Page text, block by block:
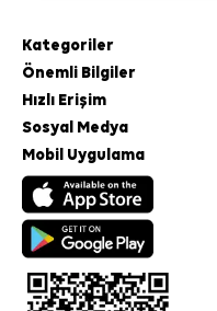
Kategoriler
Önemli Bilgiler
Hızlı Erişim
Sosyal Medya
Mobil Uygulama